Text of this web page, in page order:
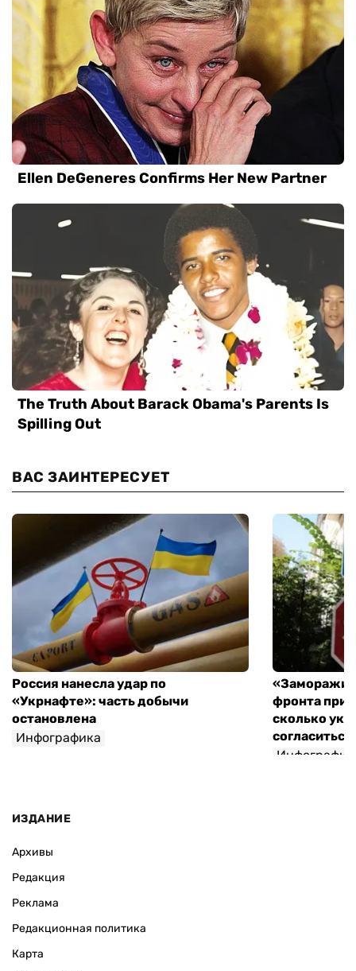
ВАС ЗАИНТЕРЕСУЕТ
Россия нанесла удар по
«Укрнафте»: часть добычи
остановлена
Инфографика
фронта при
сколько
согласиться
ИЗДАНИЕ
Архивы
Редакция
Реклама
Редакционная политика
Карта